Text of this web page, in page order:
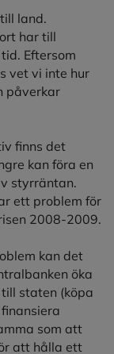
land.
har till
Eftersom
vet vi inte hur
påverkar
finns det
kan föra en
styrräntan.
ett problem för
2008-2009.
kan det
öka
staten (köpa
som att
att hålla ett